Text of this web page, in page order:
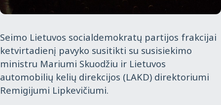
Seimo Lietuvos socialdemokratų partijos frakcijai
ketvirtadienį pavyko susitikti su susisiekimo
ministru Mariumi Skuodžiu ir Lietuvos
automobilių kelių direkcijos (LAKD) direktoriumi
Remigijumi Lipkevičiumi.